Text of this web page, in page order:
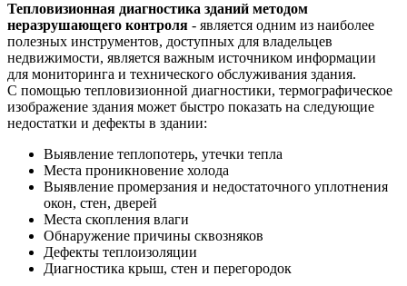
Тепловизионная диагностика зданий методом
неразрушающего контроля - является одним из наиболее
полезных инструментов, доступных для владельцев
недвижимости, является важным источником информации
для мониторинга и технического обслуживания здания.
С помощью тепловизионной диагностики, термографическое
изображение здания может быстро показать на следующие
недостатки и дефекты в здании:
Выявление теплопотерь, утечки тепла
Места проникновение холода
Выявление промерзания и недостаточного уплотнения
окон, стен, дверей
Места скопления влаги
Обнаружение причины сквозняков
Дефекты теплоизоляции
Диагностика крыш, стен и перегородок